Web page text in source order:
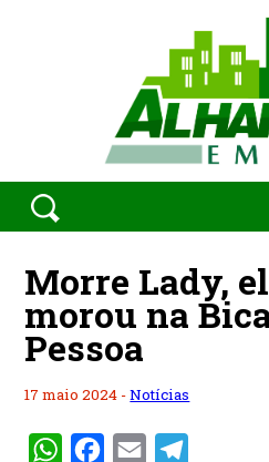
Morre Lady,
morou na
Pessoa
17 maio 2024 -Notícias
WhatsAppFacebook
Email